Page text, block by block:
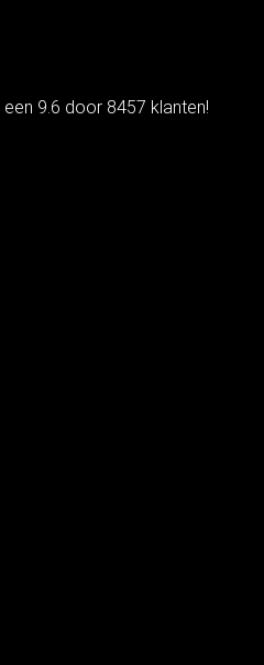
9.6 door 8457 klanten!